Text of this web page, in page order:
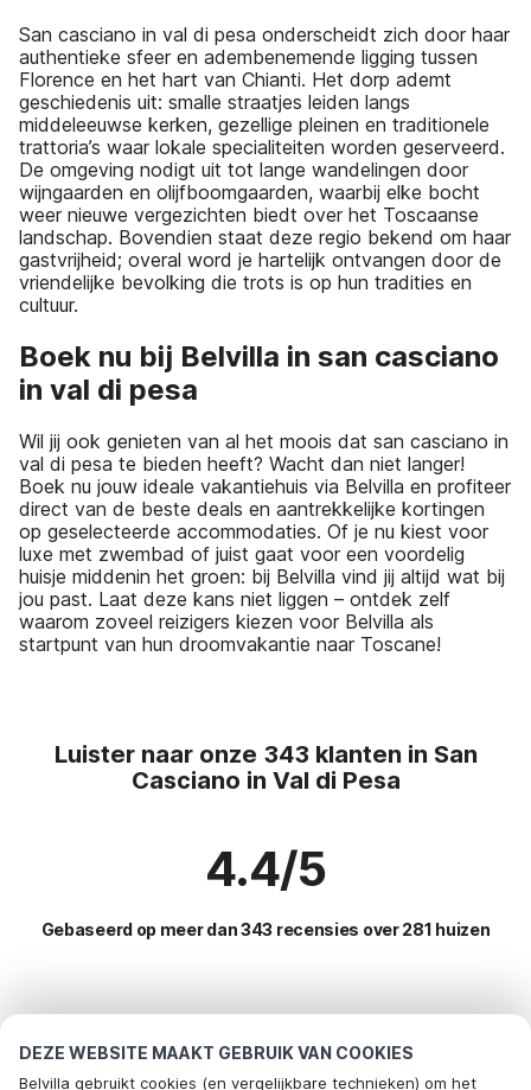
DEZE WEBSITE MAAKT GEBRUIK VAN COOKIES
Belvilla gebruikt cookies (en vergelijkbare technieken) om het
San casciano in val di pesa onderscheidt zich door haar
authentieke sfeer en adembenemende ligging tussen
Florence en het hart van Chianti. Het dorp ademt
geschiedenis uit: smalle straatjes leiden langs
middeleeuwse kerken, gezellige pleinen en traditionele
trattoria’s waar lokale specialiteiten worden geserveerd.
De omgeving nodigt uit tot lange wandelingen door
wijngaarden en olijfboomgaarden, waarbij elke bocht
weer nieuwe vergezichten biedt over het Toscaanse
landschap. Bovendien staat deze regio bekend om haar
gastvrijheid; overal word je hartelijk ontvangen door de
vriendelijke bevolking die trots is op hun tradities en
cultuur.
Boek nu bij Belvilla in san casciano
in val di pesa
Wil jij ook genieten van al het moois dat san casciano in
val di pesa te bieden heeft? Wacht dan niet langer!
Boek nu jouw ideale vakantiehuis via Belvilla en profiteer
direct van de beste deals en aantrekkelijke kortingen
op geselecteerde accommodaties. Of je nu kiest voor
luxe met zwembad of juist gaat voor een voordelig
huisje middenin het groen: bij Belvilla vind jij altijd wat bij
jou past. Laat deze kans niet liggen – ontdek zelf
waarom zoveel reizigers kiezen voor Belvilla als
startpunt van hun droomvakantie naar Toscane!
Luister naar onze 343 klanten in San
Casciano in Val di Pesa
4.4/5
Gebaseerd op meer dan 343 recensies over 281 huizen
vakantie